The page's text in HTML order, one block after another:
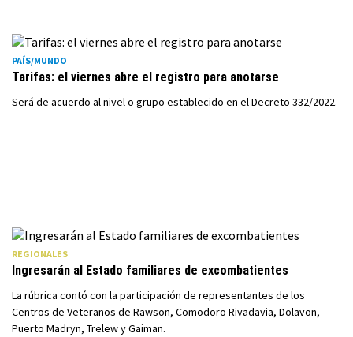
PAÍS/MUNDO
Tarifas: el viernes abre el registro para anotarse
Será de acuerdo al nivel o grupo establecido en el Decreto 332/2022.
REGIONALES
Ingresarán al Estado familiares de excombatientes
La rúbrica contó con la participación de representantes de los
Centros de Veteranos de Rawson, Comodoro Rivadavia, Dolavon,
Puerto Madryn, Trelew y Gaiman.